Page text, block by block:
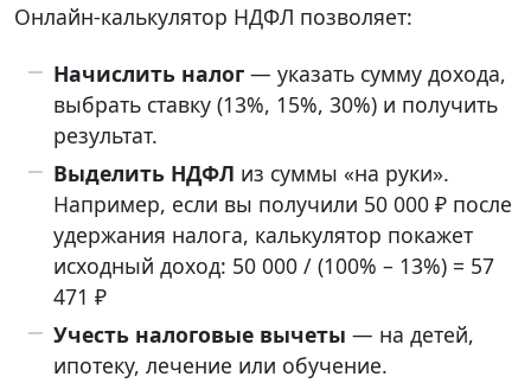
Онлайн-калькулятор НДФЛ позволяет:
Начислить налог — указать сумму дохода,
выбрать ставку (13%, 15%, 30%) и получить
результат.
Выделить НДФЛ из суммы «на руки».
Например, если вы получили 50 000 ₽ после
удержания налога, калькулятор покажет
исходный доход: 50 000 / (100% – 13%) = 57
471 ₽
Учесть налоговые вычеты — на детей,
ипотеку, лечение или обучение.